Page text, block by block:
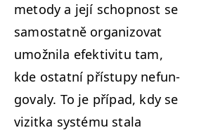
metody a její schop­nost se
samostat­ně orga­ni­zo­vat
umožni­la efek­tiv­i­tu tam,
kde ostat­ní přís­tupy nefun­
go­valy. To je pří­pad, kdy se
viz­it­ka sys­té­mu sta­la